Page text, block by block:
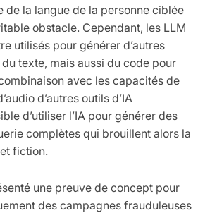
de la langue de la personne ciblée
obstacle. Cependant, les LLM
utilisés pour générer d’autres
texte, mais aussi du code pour
avec les capacités de
d’autres outils d’IA
d’utiliser l’IA pour générer des
complètes qui brouillent alors la
fiction.
une preuve de concept pour
des campagnes frauduleuses